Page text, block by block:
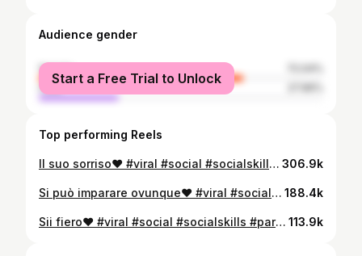
Audience gender
female
male
Start a Free Trial to Unlock
Top performing Reels
Il suo sorriso❤️ #viral #social #socialskills #parla #virale #positività #hopecoreviral #social #socialskills #parla #virale #positività #hopecore 306.9k
Si può imparare ovunque❤️ #viral #social #socialskills #parla #virale #positività #hopecoreviral #social #socialskills #parla #virale #positività #hopecore 188.4k
Sii fiero❤️ #viral #social #socialskills #parla #virale #positività #hopecoreviral #social #socialskills #parla #virale #positività #hopecore 113.9k